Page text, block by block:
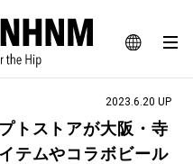
JA
EN
SNAP
ライフスタイルWEBマガジン
2023.6.20 UP
トストアが大阪・寺
テムやコラボビール